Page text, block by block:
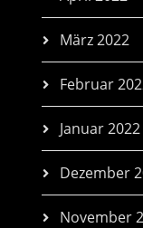
März 2022
Februar
Januar 2022
Dezember
November